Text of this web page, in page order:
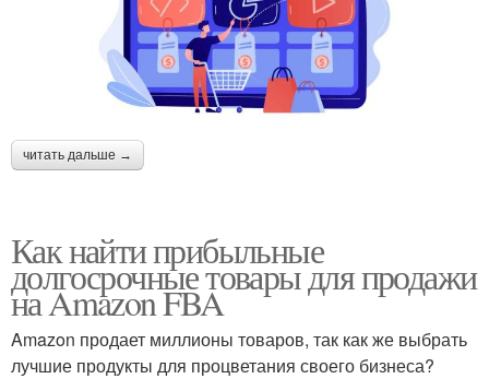
читать дальше →
Как найти прибыльные
долгосрочные товары для продажи
на Amazon FBA
Amazon продает миллионы товаров, так как же выбрать
лучшие продукты для процветания своего бизнеса?